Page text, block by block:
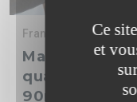
France
Maison 4
quartier
90m2
Ce
et